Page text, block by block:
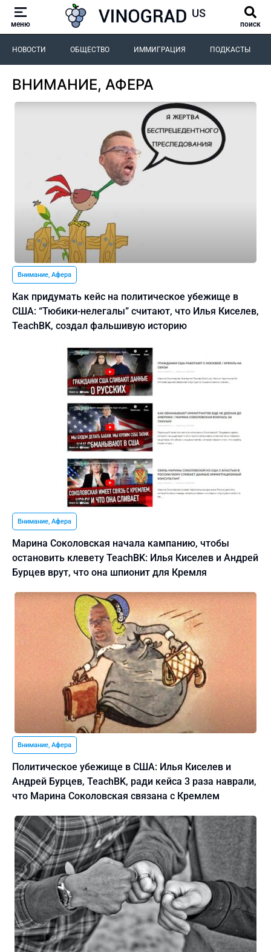
меню поиск
НОВОСТИ ОБЩЕСТВО ИММИГРАЦИЯ ПОДКАСТЫ
ВНИМАНИЕ, АФЕРА
Внимание, Афера
Как придумать кейс на политическое убежище в
США: “Тюбики-нелегалы” считают, что Илья Киселев,
TeachBK, создал фальшивую историю
Внимание, Афера
Марина Соколовская начала кампанию, чтобы
остановить клевету TeachBK: Илья Киселев и Андрей
Бурцев врут, что она шпионит для Кремля
Внимание, Афера
Политическое убежище в США: Илья Киселев и
Андрей Бурцев, TeachBK, ради кейса 3 раза наврали,
что Марина Соколовская связана с Кремлем